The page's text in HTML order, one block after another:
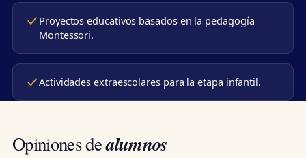
Proyectos educativos basados en la pedagogía
Montessori.
Actividades extraescolares para la etapa infantil.
Opiniones dealumnos